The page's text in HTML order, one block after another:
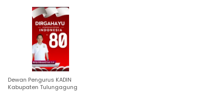
Dewan Pengurus KADIN
Kabupaten Tulungagung